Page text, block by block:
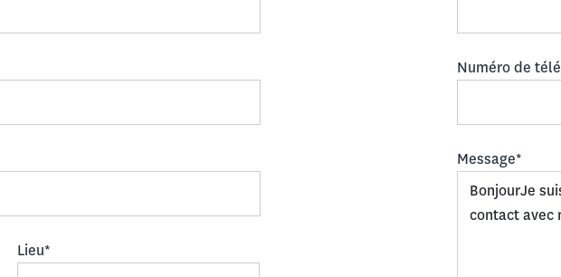
Numéro de
Lieu*
Message*